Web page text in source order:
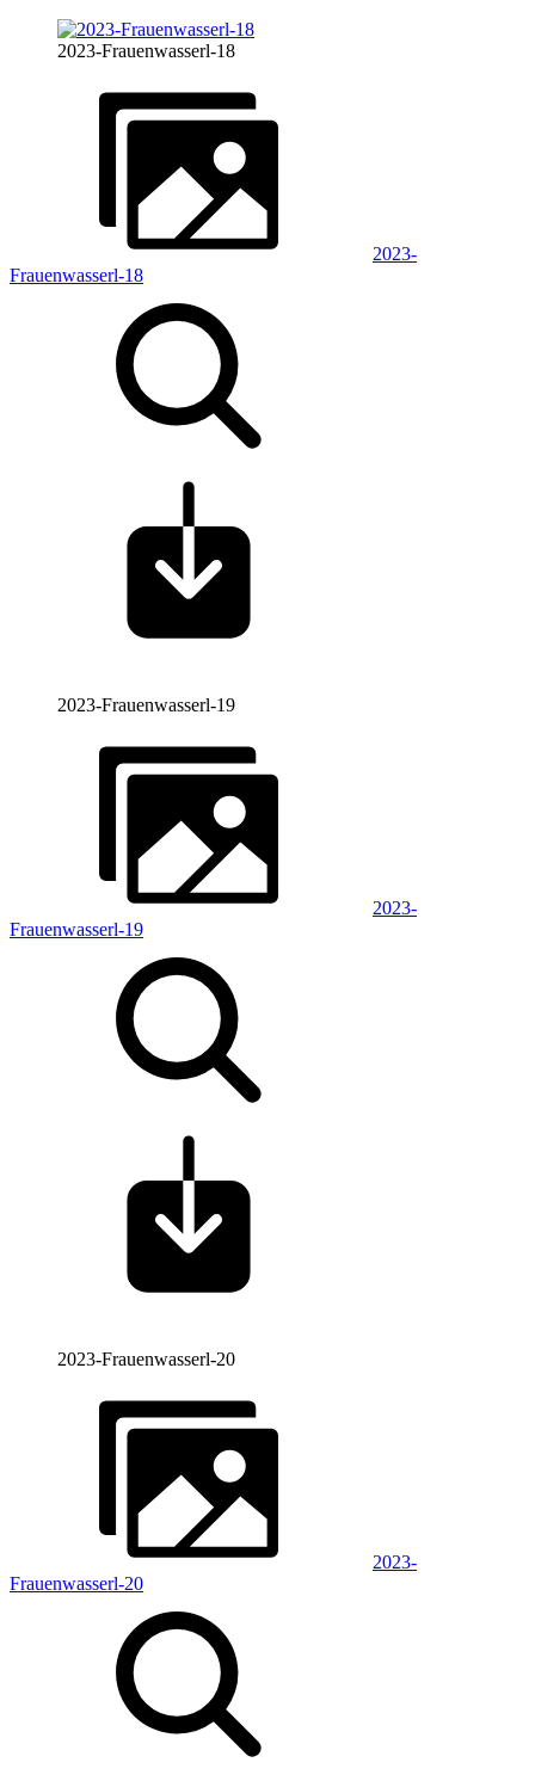
2023-Frauenwasserl-18
2023-
Frauenwasserl-18
2023-Frauenwasserl-19
2023-
Frauenwasserl-19
2023-Frauenwasserl-20
2023-
Frauenwasserl-20